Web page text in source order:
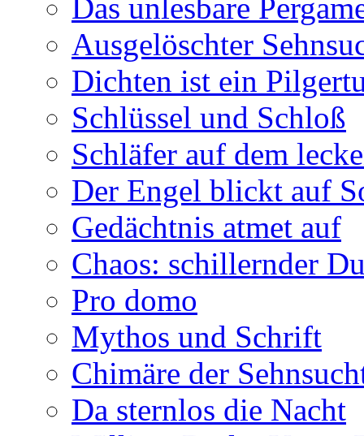
Das unlesbare
Ausgelöschter
Dichten ist ein
Schlüssel und Schloß
Schläfer auf dem
Der Engel blickt auf
Gedächtnis atmet auf
Chaos: schillernder
Pro domo
Mythos und Schrift
Chimäre der
Da sternlos die Nacht